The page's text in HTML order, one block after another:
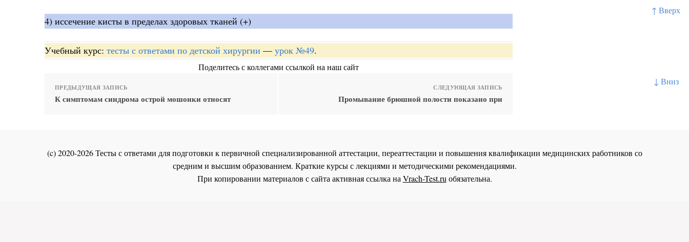
↑ Вверх
↓ Вниз
4) иссечение кисты в пределах здоровых тканей (+)
Учебный курс: тесты с ответами по детской хирургии — урок №49.
Поделитесь с коллегами ссылкой на наш сайт
ПРЕДЫДУЩАЯ ЗАПИСЬ
К симптомам синдрома острой мошонки относят
СЛЕДУЮЩАЯ ЗАПИСЬ
Промывание брюшной полости показано при
(c) 2020-2026 Тесты с ответами для подготовки к первичной специализированной аттестации, переаттестации и повышения квалификации медицинских работников со
средним и высшим образованием. Краткие курсы с лекциями и методическими рекомендациями.
При копировании материалов с сайта активная ссылка наVrach-Test.ruобязательна.